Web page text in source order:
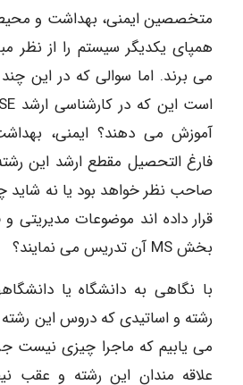
متخصصین ایمنی، بهداشت و
همپای یکدیگر سیستم را از
می برند. اما سوالی که در این
آموزش می دهند؟ ایمنی،
فارغ التحصیل مقطع ارشد این
قرار داده اند موضوعات مدیریتی
بخش MS آن تدریس می نمایند؟
با نگاهی به دانشگاه یا
رشته و اساتیدی که دروس این
می یابیم که ماجرا چیزی نیست جز
علاقه مندان این رشته و عقب